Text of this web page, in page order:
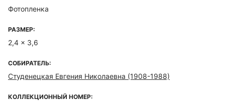
Фотопленка
РАЗМЕР:
2,4 x 3,6
СОБИРАТЕЛЬ:
Студенецкая Евгения Николаевна (1908-1988)
КОЛЛЕКЦИОННЫЙ НОМЕР: